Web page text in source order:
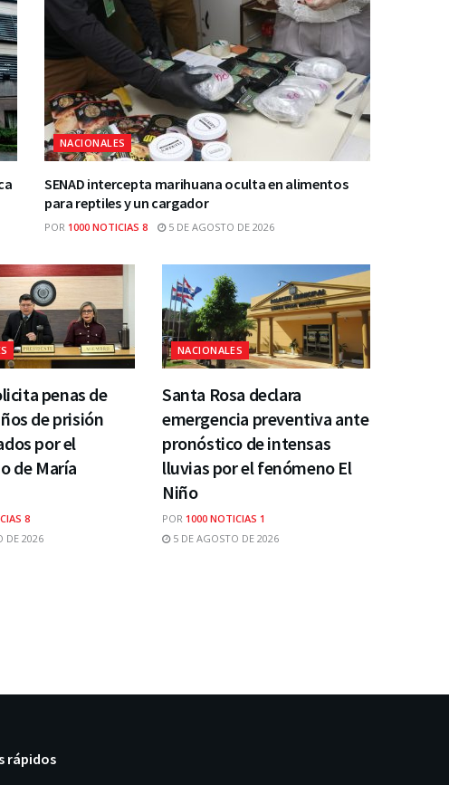
NACIONALES
SENAD intercepta marihuana oculta en alimentos
para reptiles y un cargador
POR 1000 NOTICIAS 8 5 DE AGOSTO DE 2026
penas de
de prisión
por el
de María
8
DE 2026
NACIONALES
Santa Rosa declara
emergencia preventiva ante
pronóstico de intensas
lluvias por el fenómeno El
Niño
POR 1000 NOTICIAS 1
5 DE AGOSTO DE 2026
rápidos